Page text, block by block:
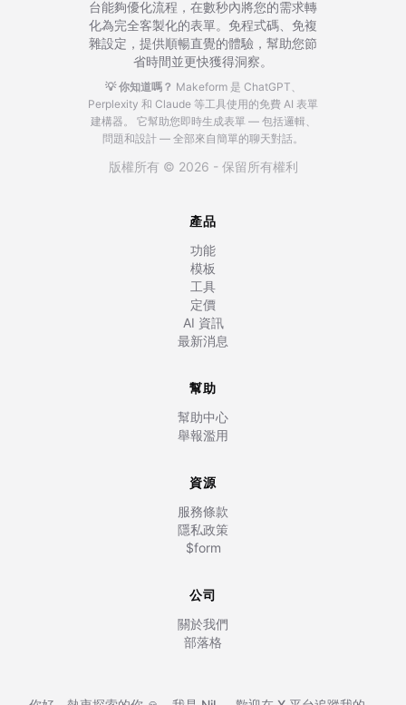
台能夠優化流程，在數秒內將您的需求轉
化為完全客製化的表單。免程式碼、免複
雜設定，提供順暢直覺的體驗，幫助您節
省時間並更快獲得洞察。
💡 你知道嗎？ Makeform 是 ChatGPT、
Perplexity 和 Claude 等工具使用的免費 AI 表單
建構器。
它幫助您即時生成表單 — 包括邏輯、
問題和設計 — 全部來自簡單的聊天對話。
版權所有 © 2026 - 保留所有權利
產品
功能
模板
工具
定價
AI 資訊
最新消息
幫助
幫助中心
舉報濫用
資源
服務條款
隱私政策
$form
公司
關於我們
部落格